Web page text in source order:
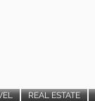
REAL ESTATE